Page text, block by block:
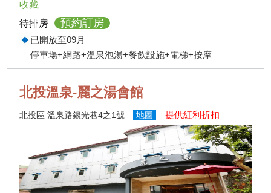
收藏
待排房
預約訂房
已開放至09月
停車場+網路+溫泉泡湯+餐飲設施+電梯+按摩
北投溫泉-麗之湯會館
北投區 溫泉路銀光巷4之1號 地圖 提供紅利折扣